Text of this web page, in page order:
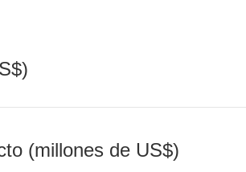
(millones de US$)